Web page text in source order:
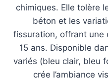
chimiques. Elle tolère
béton et les
fissuration, offrant une
15 ans. Disponible
variés (bleu clair, bleu
crée l’ambiance